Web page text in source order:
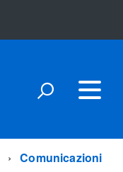
Comunicazioni